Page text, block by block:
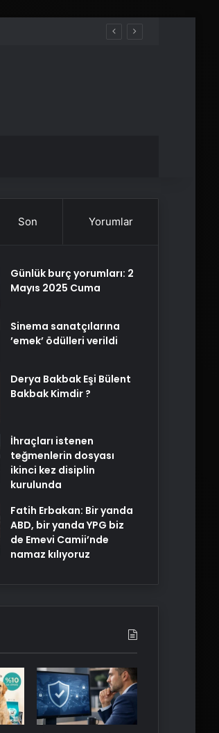
Son Yorumlar
Günlük burç yorumları: 2
Mayıs 2025 Cuma
Sinema sanatçılarına
’emek’ ödülleri verildi
Derya Bakbak Eşi Bülent
Bakbak Kimdir ?
İhraçları istenen
teğmenlerin dosyası
ikinci kez disiplin
kurulunda
Fatih Erbakan: Bir yanda
ABD, bir yanda YPG biz
de Emevi Camii’nde
namaz kılıyoruz